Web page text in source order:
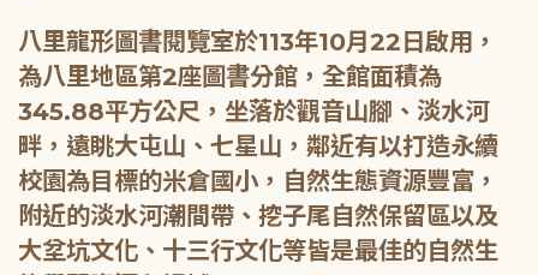
八里龍形圖書閱覽室於113年10月22日啟用，
為八里地區第2座圖書分館，全館面積為
345.88平方公尺，坐落於觀音山腳、淡水河
畔，遠眺大屯山、七星山，鄰近有以打造永續
校園為目標的米倉國小，自然生態資源豐富，
附近的淡水河潮間帶、挖子尾自然保留區以及
大坌坑文化、十三行文化等皆是最佳的自然生